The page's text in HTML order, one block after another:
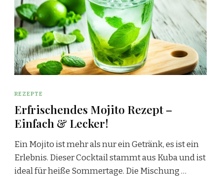
REZEPTE
Erfrischendes Mojito Rezept –
Einfach & Lecker!
Ein Mojito ist mehr als nur ein Getränk, es ist ein
Erlebnis. Dieser Cocktail stammt aus Kuba und ist
ideal für heiße Sommertage. Die Mischung …